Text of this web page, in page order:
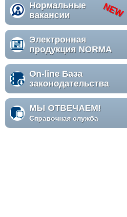
Нормальные
вакансии
Электронная
продукция NORMA
On-line База
законодательства
МЫ ОТВЕЧАЕМ!
Справочная служба